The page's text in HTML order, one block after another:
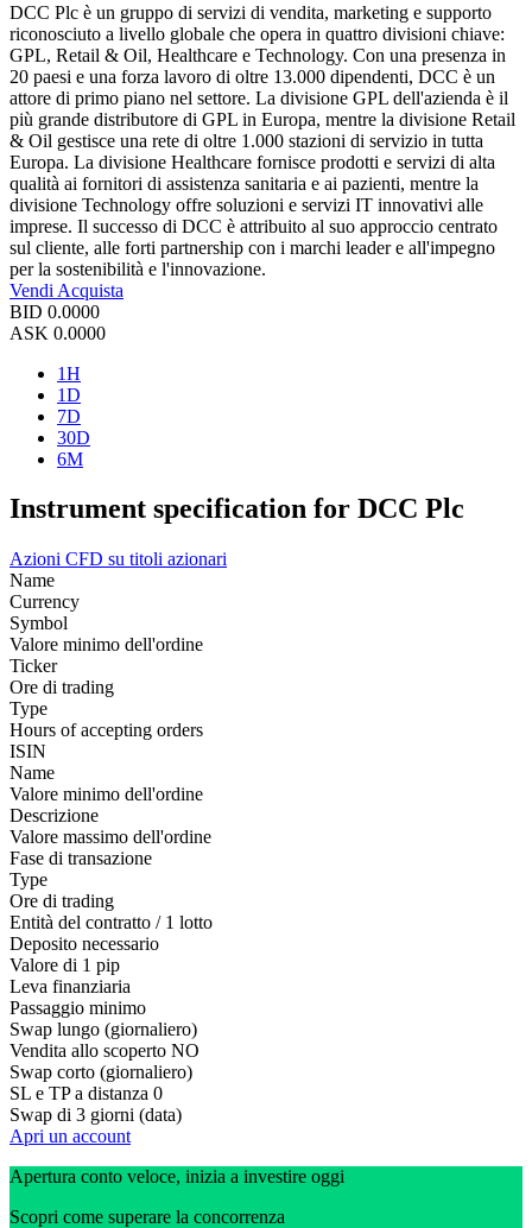
DCC Plc è un gruppo di servizi di vendita, marketing e supporto
riconosciuto a livello globale che opera in quattro divisioni chiave:
GPL, Retail & Oil, Healthcare e Technology. Con una presenza in
20 paesi e una forza lavoro di oltre 13.000 dipendenti, DCC è un
attore di primo piano nel settore. La divisione GPL dell'azienda è il
più grande distributore di GPL in Europa, mentre la divisione Retail
& Oil gestisce una rete di oltre 1.000 stazioni di servizio in tutta
Europa. La divisione Healthcare fornisce prodotti e servizi di alta
qualità ai fornitori di assistenza sanitaria e ai pazienti, mentre la
divisione Technology offre soluzioni e servizi IT innovativi alle
imprese. Il successo di DCC è attribuito al suo approccio centrato
sul cliente, alle forti partnership con i marchi leader e all'impegno
per la sostenibilità e l'innovazione.
Vendi Acquista
BID 0.0000
ASK 0.0000
1H
1D
7D
30D
6M
Instrument specification for DCC Plc
Azioni CFD su titoli azionari
Name
Currency
Symbol
Valore minimo dell'ordine
Ticker
Ore di trading
Type
Hours of accepting orders
ISIN
Name
Valore minimo dell'ordine
Descrizione
Valore massimo dell'ordine
Fase di transazione
Type
Ore di trading
Entità del contratto / 1 lotto
Deposito necessario
Valore di 1 pip
Leva finanziaria
Passaggio minimo
Swap lungo (giornaliero)
Vendita allo scoperto NO
Swap corto (giornaliero)
SL e TP a distanza 0
Swap di 3 giorni (data)
Apri un account
Apertura conto veloce, inizia a investire oggi
Scopri come superare la concorrenza